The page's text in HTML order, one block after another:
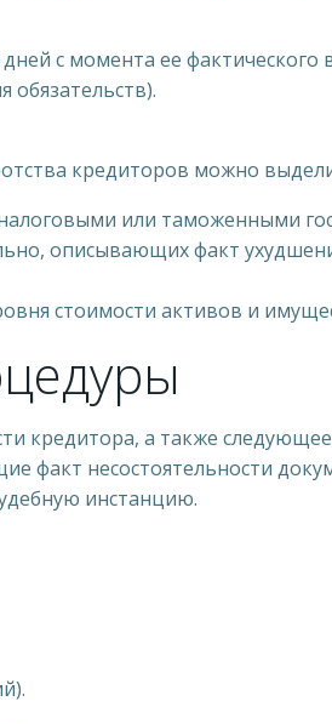
с момента ее
обязательств).
кредиторов можно
или таможенными
описывающих факт
стоимости активов и
кредитора, а также
факт несостоятельности
инстанцию.